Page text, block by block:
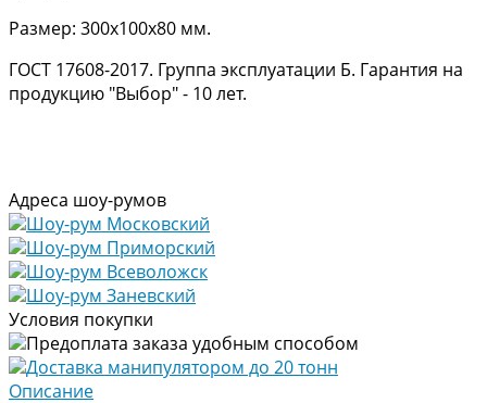
Размер: 300х100х80 мм.
ГОСТ 17608-2017. Группа эксплуатации Б. Гарантия на
продукцию "Выбор" - 10 лет.
Адреса шоу-румов
Шоу-рум Московский
Шоу-рум Приморский
Шоу-рум Всеволожск
Шоу-рум Заневский
Условия покупки
Предоплата заказа удобным способом
Доставка манипулятором до 20 тонн
Описание